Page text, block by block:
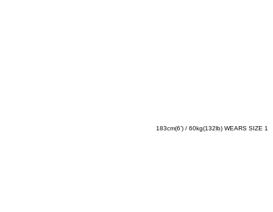
183cm(6’) / 60kg(132lb) WEARS SIZE 1